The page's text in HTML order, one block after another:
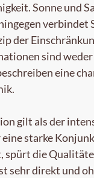
Sonne und
verbindet
der
sind
eine
gilt als der
starke
spürt die
sehr direkt und